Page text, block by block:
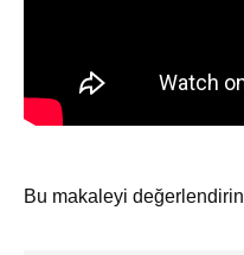
Bu makaleyi değerlendirin